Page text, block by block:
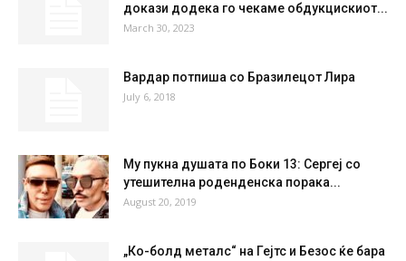
докази додека го чекаме обдукцискиот...
March 30, 2023
Вардар потпиша со Бразилецот Лира
July 6, 2018
Му пукна душата по Боки 13: Сергеј со
утешителна роденденска порака...
August 20, 2019
„Ко-болд металс“ на Гејтс и Безос ќе бара